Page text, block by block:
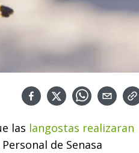
las langostas realizaran
de Senasa